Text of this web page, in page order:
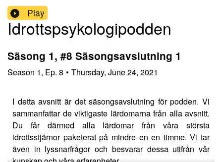
Play
Idrottspsykologipodden
Säsong 1, #8 Säsongsavslutning 1
Season 1, Ep. 8 • Thursday, June 24, 2021
I detta avsnitt är det säsongsavslutning för podden. Vi
sammanfattar de viktigaste lärdomarna från alla avsnitt.
Du får därmed alla lärdomar från våra största
idrottsstjärnor paketerat på mindre en en timme. Vi tar
även in lyssnarfrågor och besvarar dessa utifrån vår